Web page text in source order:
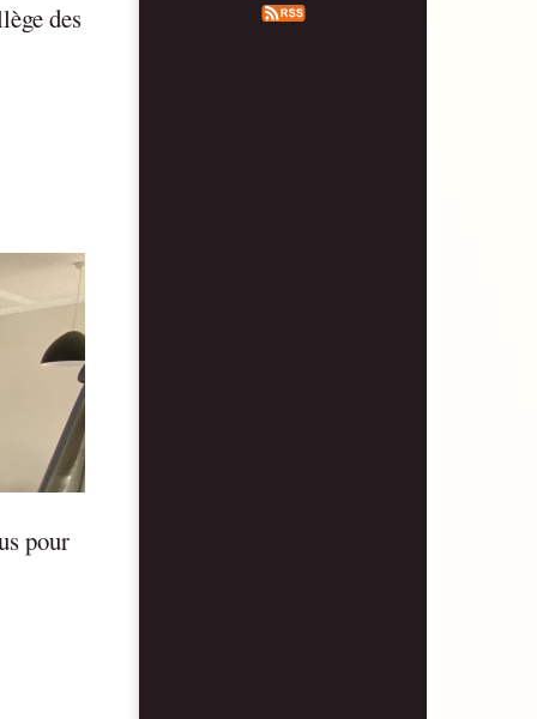
des
pour